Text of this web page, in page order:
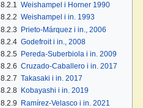
8.2.1 Weishampel i Horner 1990
8.2.2 Weishampel i in. 1993
8.2.3 Prieto-Márquez i in., 2006
8.2.4 Godefroit i in., 2008
8.2.5 Pereda-Suberbiola i in. 2009
8.2.6 Cruzado-Caballero i in. 2017
8.2.7 Takasaki i in. 2017
8.2.8 Kobayashi i in. 2019
8.2.9 Ramírez-Velasco i in. 2021